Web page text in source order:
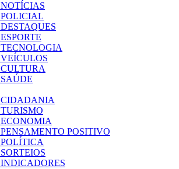
NOTÍCIAS
POLICIAL
DESTAQUES
ESPORTE
TECNOLOGIA
VEÍCULOS
CULTURA
SAÚDE
CIDADANIA
TURISMO
ECONOMIA
PENSAMENTO POSITIVO
POLÍTICA
SORTEIOS
INDICADORES